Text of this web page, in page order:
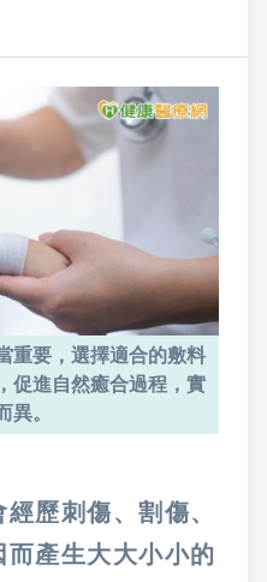
重要，選擇適合的敷料
促進自然癒合過程，實
異。
歷刺傷、割傷、
產生大大小小的